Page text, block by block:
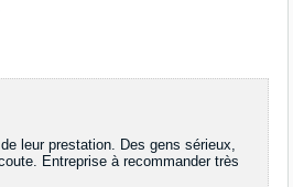
leur prestation. Des gens sérieux,
Entreprise à recommander très